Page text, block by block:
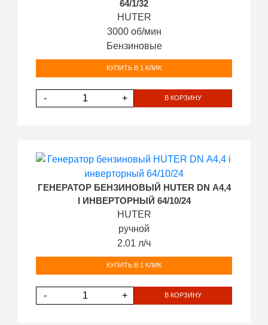
64/1/32
HUTER
3000 об/мин
Бензиновые
КУПИТЬ В 1 КЛИК
- + В КОРЗИНУ
ГЕНЕРАТОР БЕНЗИНОВЫЙ HUTER DN А4,4
I ИНВЕРТОРНЫЙ 64/10/24
HUTER
ручной
2.01 л/ч
КУПИТЬ В 1 КЛИК
- + В КОРЗИНУ